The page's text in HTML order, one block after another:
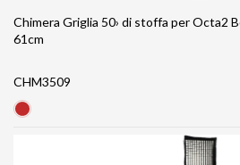
Chimera Griglia 50› di stoffa per Octa2 Beauty Dish diagonale
61cm
CHM3509